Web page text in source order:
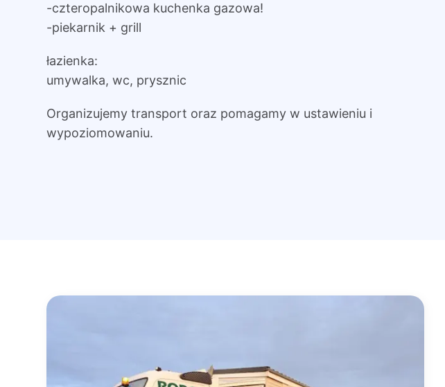
-czteropalnikowa kuchenka gazowa!
-piekarnik + grill
łazienka:
umywalka, wc, prysznic
Organizujemy transport oraz pomagamy w ustawieniu i
wypoziomowaniu.